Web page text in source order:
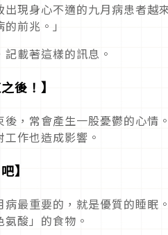
出現身心不適的九月病患者越
前兆。」
載著這樣的訊息。
後！】
，常會產生一股憂鬱的心情
作也造成影響。
】
最重要的，就是優質的睡
酸」的食物。